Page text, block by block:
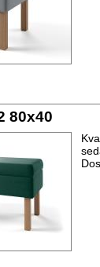
80x40